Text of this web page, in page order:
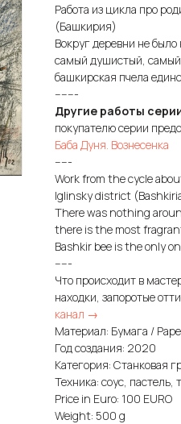
Работа из цикла про
(Башкирия)
Вокруг деревни не
самый душистый, самый
башкирская пчела
-------
Другие работы
покупателю серии
Баба Дуня. Вознесенка
-----
Work from the cycle
Iglinsky district
There was nothing
there is the most
Bashkir bee is the only
-----
Что происходит в
находки, запоротые
канал →
Материал: Бумага /
Год создания: 2020
Категория: Станковая
Техника: соус,
Price in Euro: 100 EURO
Weight: 500 g